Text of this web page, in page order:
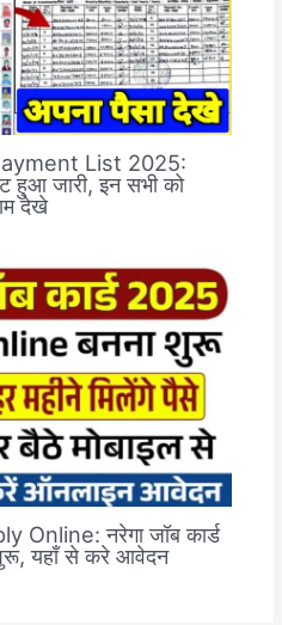
List 2025:
हुआ जारी, इन सभी को
देखे
नरेगा जॉब कार्ड
यहाँ से करे आवेदन